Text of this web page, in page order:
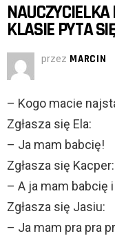
KLASIE PYTA
przez MARCIN
– Kogo macie
Zgłasza się Ela:
– Ja mam babcię!
Zgłasza się Kacper:
– A ja mam babcię
Zgłasza się Jasiu:
– Ja mam pra pra